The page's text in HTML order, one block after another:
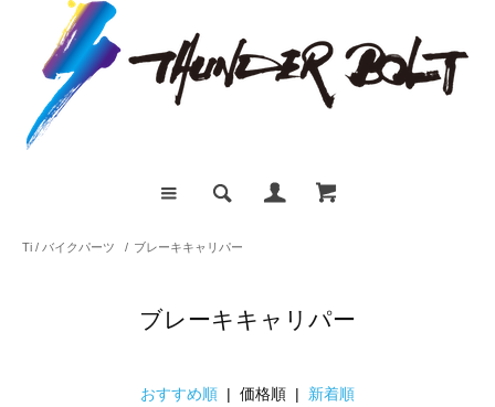
Ti / バイクパーツ / ブレーキキャリパー
ブレーキキャリパー
おすすめ順 | 価格順 | 新着順